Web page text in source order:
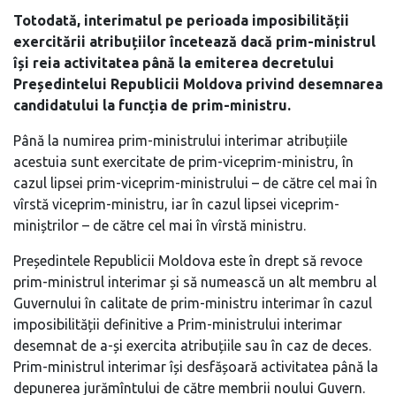
Totodată, interimatul pe perioada imposibilității
exercitării atribuțiilor încetează dacă prim-ministrul
își reia activitatea până la emiterea decretului
Președintelui Republicii Moldova privind desemnarea
candidatului la funcția de prim-ministru.
Până la numirea prim-ministrului interimar atribuțiile
acestuia sunt exercitate de prim-viceprim-ministru, în
cazul lipsei prim-viceprim-ministrului – de către cel mai în
vîrstă viceprim-ministru, iar în cazul lipsei viceprim-
miniștrilor – de către cel mai în vîrstă ministru.
Președintele Republicii Moldova este în drept să revoce
prim-ministrul interimar și să numească un alt membru al
Guvernului în calitate de prim-ministru interimar în cazul
imposibilității definitive a Prim-ministrului interimar
desemnat de a-și exercita atribuțiile sau în caz de deces.
Prim-ministrul interimar își desfășoară activitatea până la
depunerea jurămîntului de către membrii noului Guvern.